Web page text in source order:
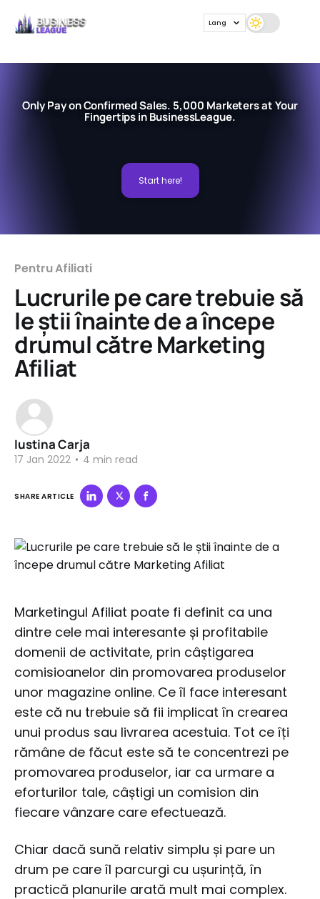
Lang
Only Pay on Confirmed Sales. 5,000 Marketers at Your
Fingertips in BusinessLeague.
Start here!
Pentru Afiliati
Lucrurile pe care trebuie să
le știi înainte de a începe
drumul către Marketing
Afiliat
Iustina Carja
17 Jan 2022 • 4 min read
SHARE ARTICLE
Marketingul Afiliat poate fi definit ca una
dintre cele mai interesante și profitabile
domenii de activitate, prin câștigarea
comisioanelor din promovarea produselor
unor magazine online. Ce îl face interesant
este că nu trebuie să fii implicat în crearea
unui produs sau livrarea acestuia. Tot ce îți
rămâne de făcut este să te concentrezi pe
promovarea produselor, iar ca urmare a
eforturilor tale, câștigi un comision din
fiecare vânzare care efectuează.
Chiar dacă sună relativ simplu și pare un
drum pe care îl parcurgi cu ușurință, în
practică planurile arată mult mai complex.